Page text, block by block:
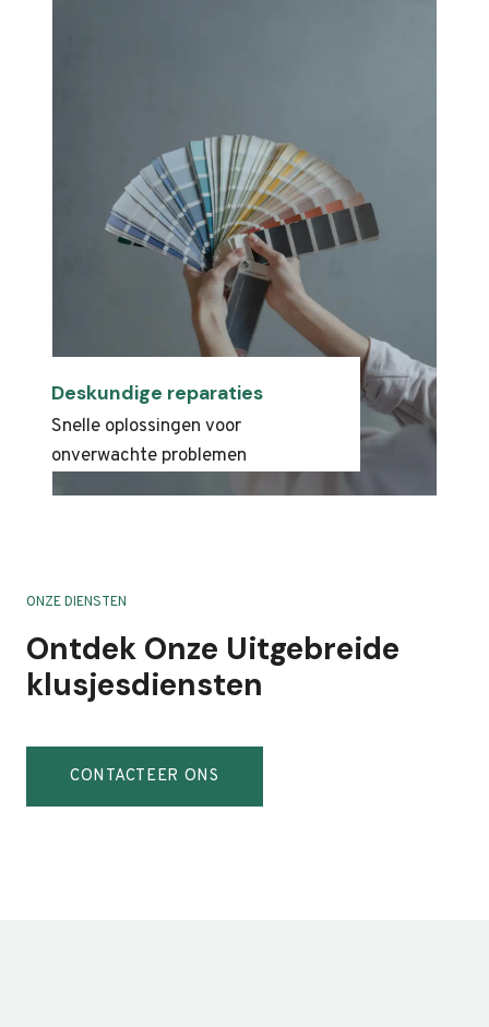
Deskundige reparaties
Snelle oplossingen voor
onverwachte problemen
ONZE DIENSTEN
Ontdek Onze Uitgebreide
klusjesdiensten
CONTACTEER ONS